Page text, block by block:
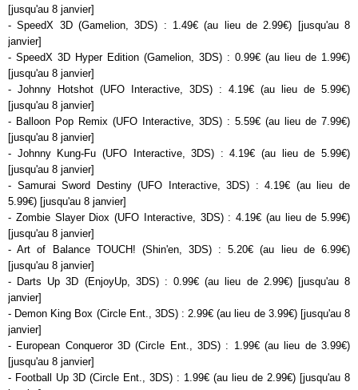
[jusqu'au 8 janvier]
- SpeedX 3D (Gamelion, 3DS) : 1.49€ (au lieu de 2.99€) [jusqu'au 8
janvier]
- SpeedX 3D Hyper Edition (Gamelion, 3DS) : 0.99€ (au lieu de 1.99€)
[jusqu'au 8 janvier]
- Johnny Hotshot (UFO Interactive, 3DS) : 4.19€ (au lieu de 5.99€)
[jusqu'au 8 janvier]
- Balloon Pop Remix (UFO Interactive, 3DS) : 5.59€ (au lieu de 7.99€)
[jusqu'au 8 janvier]
- Johnny Kung-Fu (UFO Interactive, 3DS) : 4.19€ (au lieu de 5.99€)
[jusqu'au 8 janvier]
- Samurai Sword Destiny (UFO Interactive, 3DS) : 4.19€ (au lieu de
5.99€) [jusqu'au 8 janvier]
- Zombie Slayer Diox (UFO Interactive, 3DS) : 4.19€ (au lieu de 5.99€)
[jusqu'au 8 janvier]
- Art of Balance TOUCH! (Shin'en, 3DS) : 5.20€ (au lieu de 6.99€)
[jusqu'au 8 janvier]
- Darts Up 3D (EnjoyUp, 3DS) : 0.99€ (au lieu de 2.99€) [jusqu'au 8
janvier]
- Demon King Box (Circle Ent., 3DS) : 2.99€ (au lieu de 3.99€) [jusqu'au 8
janvier]
- European Conqueror 3D (Circle Ent., 3DS) : 1.99€ (au lieu de 3.99€)
[jusqu'au 8 janvier]
- Football Up 3D (Circle Ent., 3DS) : 1.99€ (au lieu de 2.99€) [jusqu'au 8